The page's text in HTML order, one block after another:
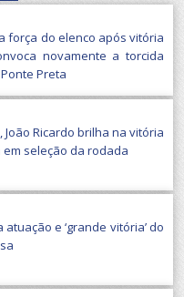
força do elenco após vitória
novamente a torcida
Preta
Ricardo brilha na vitória
seleção da rodada
e ‘grande vitória’ do